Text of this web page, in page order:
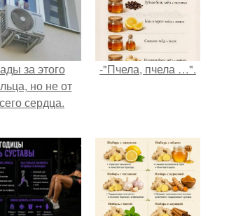
за этого
но не от
сердца.
-"Пчела, пчела …".